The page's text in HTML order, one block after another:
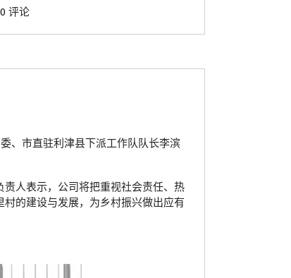
0 评论
、市直驻利津县下派工作队队长李滨
人表示，公司将把重视社会责任、热
的建设与发展，为乡村振兴做出应有